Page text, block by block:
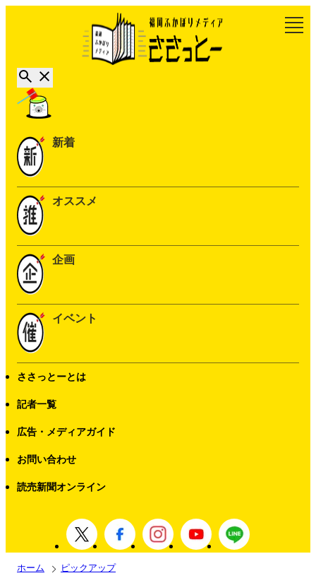
新着
オススメ
企画
イベント
ささっとーとは
記者一覧
広告・メディアガイド
お問い合わせ
読売新聞オンライン
ホーム
ピックアップ